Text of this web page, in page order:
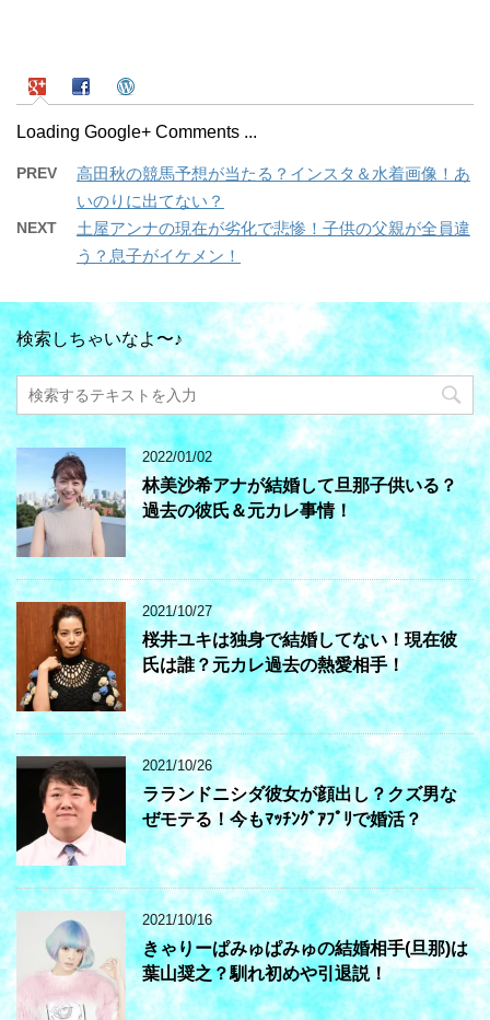
Loading Google+ Comments ...
PREV
高田秋の競馬予想が当たる？インスタ＆水着画像！あ
いのりに出てない？
NEXT
土屋アンナの現在が劣化で悲惨！子供の父親が全員違
う？息子がイケメン！
検索しちゃいなよ〜♪
2022/01/02
林美沙希アナが結婚して旦那子供いる？
過去の彼氏＆元カレ事情！
2021/10/27
桜井ユキは独身で結婚してない！現在彼
氏は誰？元カレ過去の熱愛相手！
2021/10/26
ラランドニシダ彼女が顔出し？クズ男な
ぜモテる！今もﾏｯﾁﾝｸﾞｱﾌﾟﾘで婚活？
2021/10/16
きゃりーぱみゅぱみゅの結婚相手(旦那)は
葉山奨之？馴れ初めや引退説！